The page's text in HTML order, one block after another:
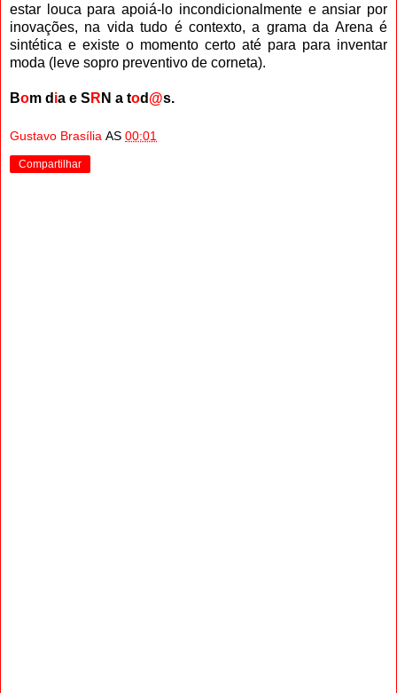
estar louca para apoiá-lo incondicionalmente e ansiar por
inovações, na vida tudo é contexto, a grama da Arena é
sintética e existe o momento certo até para para inventar
moda (leve sopro preventivo de corneta).
Bom d ia e S R N a tod @s.
Gustavo Brasília AS 00:01
Compartilhar